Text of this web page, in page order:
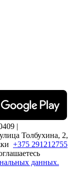
|
Толбухина, 2,
+375 291212755
данных.